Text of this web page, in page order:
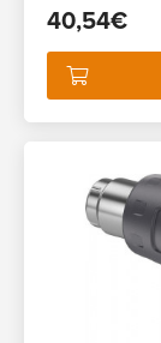
40,54€